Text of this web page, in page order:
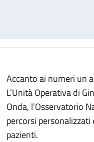
Sant’Orsola
Accanto ai numeri un
L’Unità Operativa di
Onda, l’Osservatorio
percorsi
pazienti.